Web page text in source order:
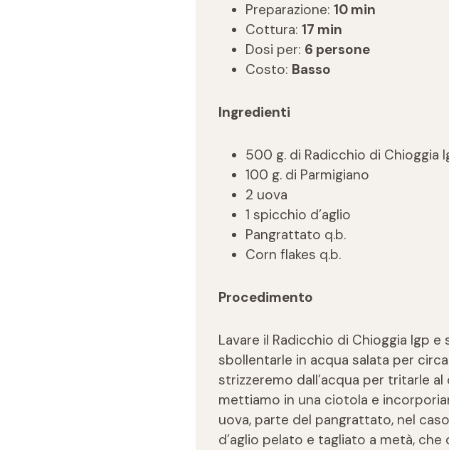
Preparazione: 10 min
Cottura: 17 min
Dosi per: 6 persone
Costo: Basso
Ingredienti
500 g. di Radicchio di Chioggia
100 g. di Parmigiano
2 uova
1 spicchio d’aglio
Pangrattato q.b.
Corn flakes q.b.
Procedimento
Lavare il Radicchio di Chioggia Igp
sbollentarle in acqua salata per
strizzeremo dall’acqua per tritarle
mettiamo in una ciotola e
uova, parte del pangrattato, nel
d’aglio pelato e tagliato a metà,